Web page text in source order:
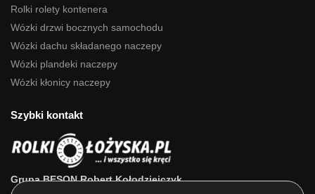
Rolki rolety kontenera
Wózki drzwi bocznych samochodu
Wózki dachu składanego naczepy
Wózki plandeki naczepy
Wózki kłonicy naczepy
Szybki kontakt
Grupa BESON Robert Kołodziejczyk